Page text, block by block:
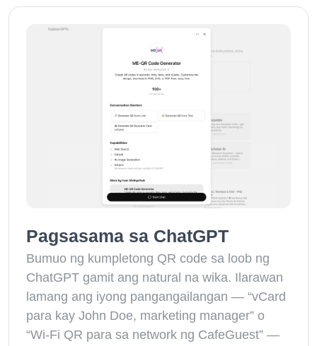
Pagsasama sa ChatGPT
Bumuo ng kumpletong QR code sa loob ng
ChatGPT gamit ang natural na wika. Ilarawan
lamang ang iyong pangangailangan — “vCard
para kay John Doe, marketing manager” o
“Wi-Fi QR para sa network ng CafeGuest” —